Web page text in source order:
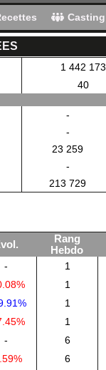
Casting
1 442 173
40
-
-
23 259
-
213 729
Rang
Hebdo
- 1
1
1
1
- 6
6